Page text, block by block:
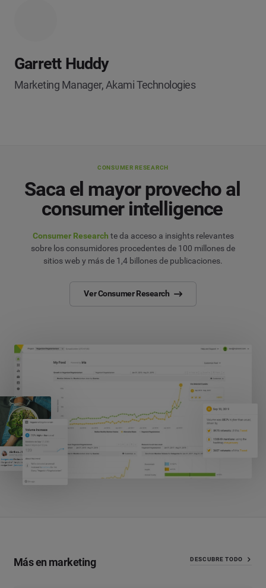
Garrett Huddy
Marketing Manager, Akami Technologies
CONSUMER RESEARCH
Saca el mayor provecho al
consumer intelligence
Consumer Research te da acceso a insights relevantes
sobre los consumidores procedentes de 100 millones de
sitios web y más de 1,4 billones de publicaciones.
Ver Consumer Research
Más en marketing DESCUBRE TODO